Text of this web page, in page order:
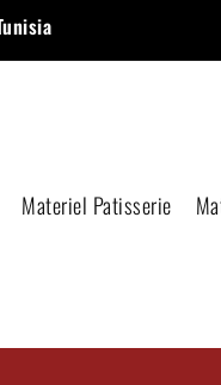
Materiel Patisserie